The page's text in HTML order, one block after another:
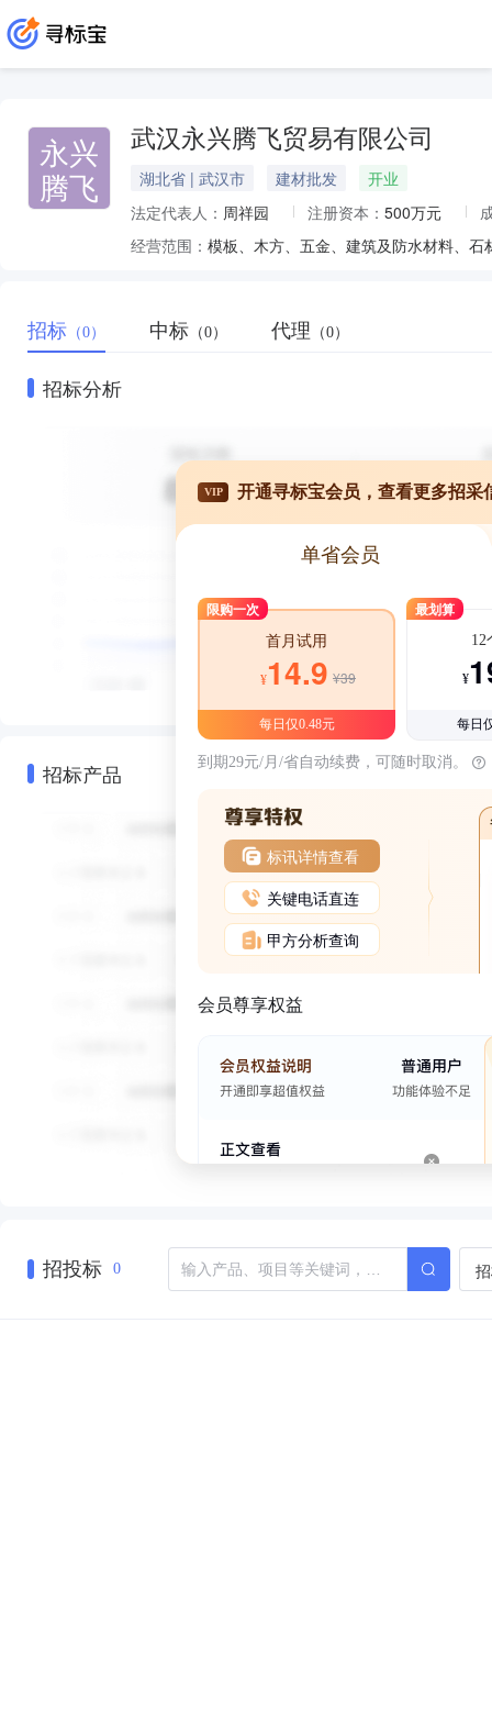
永兴
腾飞
武汉永兴腾飞贸易有限公司
湖北省 | 武汉市 建材批发
开业
法定代表人： 周祥园 注册资本： 500万元
经营范围： 模板、木方、五金、建筑及防水材料、
招标 （0） 中标 （0） 代理 （0）
招标分析
招标产品
VIP 开通寻标宝会员，查看更多招采
单省会员
限购一次
首月试用
¥14.9 ¥39
每日仅0.48元
最划算
12
¥
每日
到期29元/月/省自动续费，可随时取消。
标讯详情查看
关键电话直连
甲方分析查询
会员尊享权益
招投标 0